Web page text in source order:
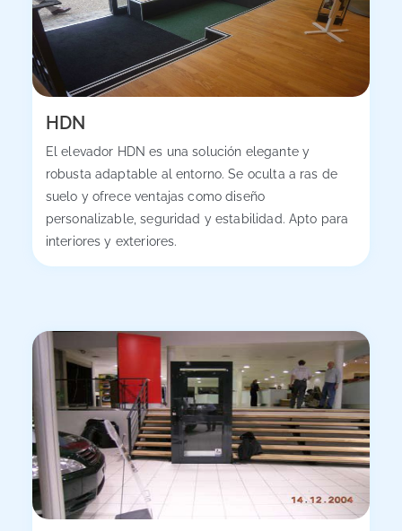
HDN
El elevador HDN es una solución elegante y
robusta adaptable al entorno. Se oculta a ras de
suelo y ofrece ventajas como diseño
personalizable, seguridad y estabilidad. Apto para
interiores y exteriores.